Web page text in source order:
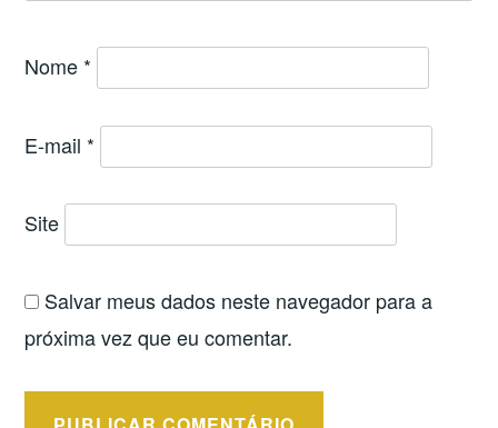
Nome *
E-mail *
Site
Salvar meus dados neste navegador para a
próxima vez que eu comentar.